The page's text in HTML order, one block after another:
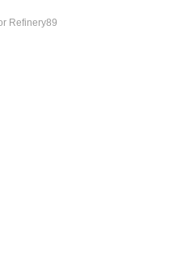
Refinery89